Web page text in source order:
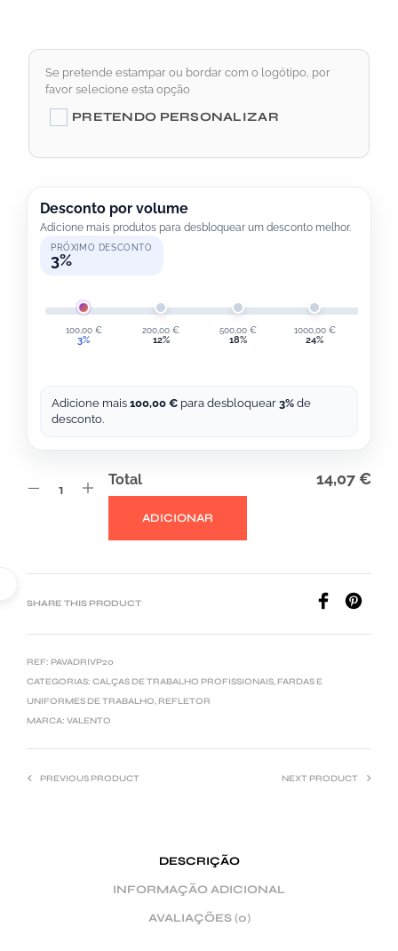
Se pretende estampar ou bordar com o logótipo, por
favor selecione esta opção
PRETENDO PERSONALIZAR
Desconto por volume
Adicione mais produtos para desbloquear um desconto melhor.
PRÓXIMO DESCONTO
3%
100,00 €
3%
200,00 €
12%
500,00 €
18%
1000,00 €
24%
Adicione mais 100,00 € para desbloquear 3% de
desconto.
Total 14,07 €
ADICIONAR
T
SHARE THIS PRODUCT
REF: PAVADRIVP20
CATEGORIAS: CALÇAS DE TRABALHO PROFISSIONAIS, FARDAS E
UNIFORMES DE TRABALHO, REFLETOR
MARCA: VALENTO
PREVIOUS PRODUCT NEXT PRODUCT
DESCRIÇÃO
INFORMAÇÃO ADICIONAL
AVALIAÇÕES (0)